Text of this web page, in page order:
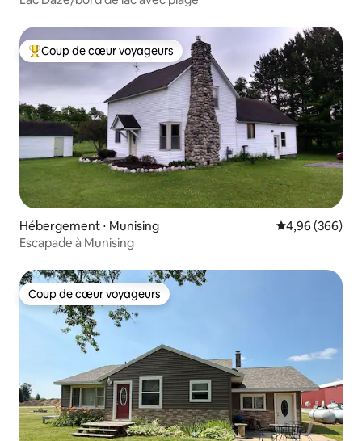
Coups de cœur voyageurs les plus appréciés
Coup de cœur voyageurs
Hébergement ⋅ Munising Évaluation
4,96 (366)
Escapade à Munising
Coup de cœur voyageurs
Coup de cœur voyageurs